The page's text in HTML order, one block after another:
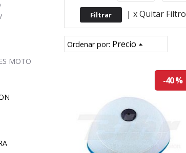
MOTO
| x Quitar
Ordenar por: Precio
-40 %